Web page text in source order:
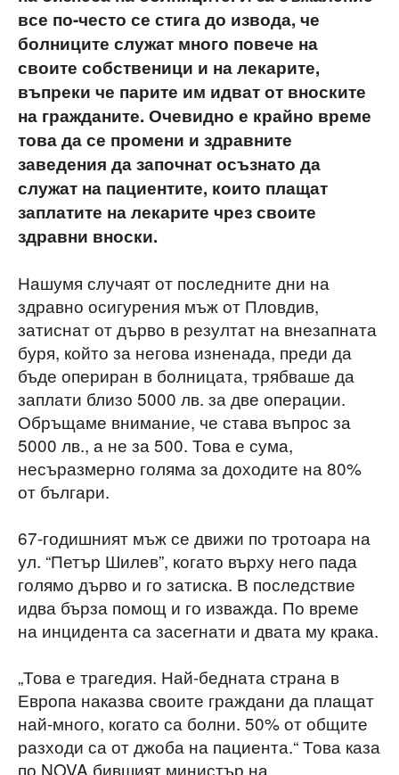
все по-често се стига до извода, че
болниците служат много повече на
своите собственици и на лекарите,
въпреки че парите им идват от вноските
на гражданите. Очевидно е крайно време
това да се промени и здравните
заведения да започнат осъзнато да
служат на пациентите, които плащат
заплатите на лекарите чрез своите
здравни вноски.
Нашумя случаят от последните дни на
здравно осигурения мъж от Пловдив,
затиснат от дърво в резултат на внезапната
буря, който за негова изненада, преди да
бъде опериран в болницата, трябваше да
заплати близо 5000 лв. за две операции.
Обръщаме внимание, че става въпрос за
5000 лв., а не за 500. Това е сума,
несъразмерно голяма за доходите на 80%
от българи.
67-годишният мъж се движи по тротоара на
ул. “Петър Шилев”, когато върху него пада
голямо дърво и го затиска. В последствие
идва бърза помощ и го изважда. По време
на инцидента са засегнати и двата му крака.
„Това е трагедия. Най-бедната страна в
Европа наказва своите граждани да плащат
най-много, когато са болни. 50% от общите
разходи са от джоба на пациента.“ Това каза
по NOVA бившият министър на